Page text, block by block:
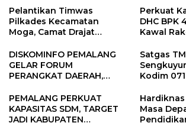
Pelantikan Timwas
Pilkades Kecamatan
Moga, Camat Drajat
Larangan
Perkuat
DHC BPK
Kawal
Petarukan
DISKOMINFO PEMALANG
GELAR FORUM
PERANGKAT DAERAH,
TAHUN 2027
Satgas
Kodim
PEMALANG PERKUAT
KAPASITAS SDM, TARGET
JADI KABUPATEN
Masa